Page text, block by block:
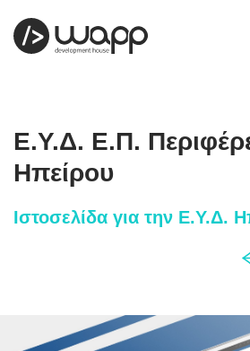
προφίλ
έργα
Ε.Υ.Δ. Ε.Π.
Ηπείρου
Ιστοσελίδα για την Ε.Υ.Δ.